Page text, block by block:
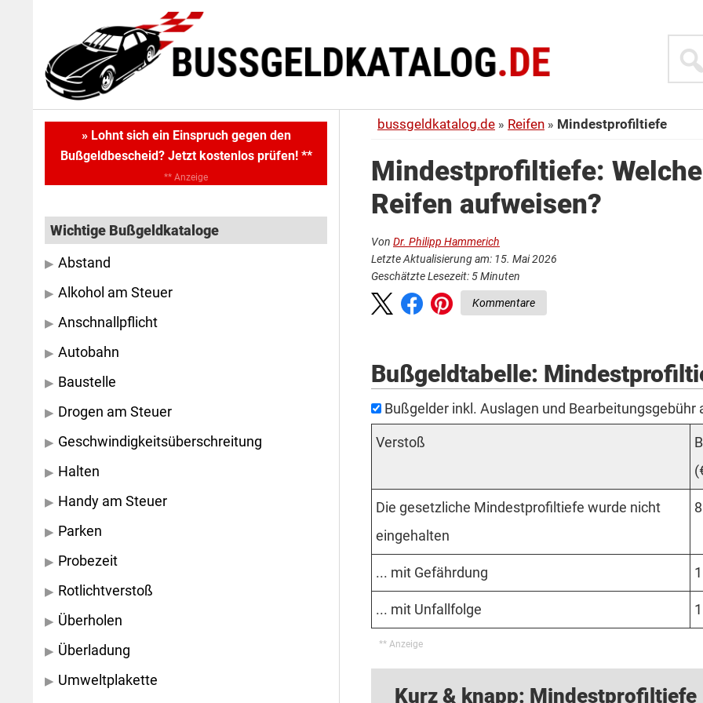
content
sidebar
bussgeldkatalog.de Reifen Mindestprofiltiefe
Mindestprofiltiefe:
Reifen aufweisen?
Von Dr. Philipp Hammerich
Letzte Aktualisierung am: 15. Mai 2026
Geschätzte Lesezeit: 5Minuten
Kommentare
Bußgeldtabelle:
Bußgelder inkl. Auslagen und Bearbeitungsgebühr
Verstoß
Die gesetzliche Mindestprofiltiefe wurde nicht
eingehalten
... mit Gefährdung
... mit Unfallfolge
Kurz & knapp: Mindestprofiltiefe
Primary
Sidebar
» Lohnt sich ein Einspruch gegen den
Bußgeldbescheid? Jetzt kostenlos prüfen! **
** Anzeige
Wichtige Bußgeldkataloge
Abstand
Alkohol am Steuer
Anschnallpflicht
Autobahn
Baustelle
Drogen am Steuer
Geschwindigkeitsüberschreitung
Halten
Handy am Steuer
Parken
Probezeit
Rotlichtverstoß
Überholen
Überladung
Umweltplakette